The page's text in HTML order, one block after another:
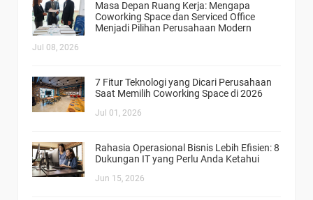
Masa Depan Ruang Kerja: Mengapa
Coworking Space dan Serviced Office
Menjadi Pilihan Perusahaan Modern
Jul 08, 2026
7 Fitur Teknologi yang Dicari Perusahaan
Saat Memilih Coworking Space di 2026
Jul 01, 2026
Rahasia Operasional Bisnis Lebih Efisien: 8
Dukungan IT yang Perlu Anda Ketahui
Jun 15, 2026